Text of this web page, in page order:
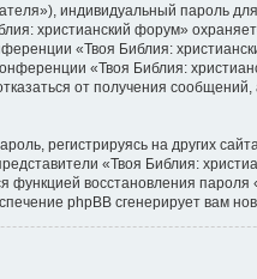
индивидуальный пароль
христианский форум»
«Твоя Библия:
«Твоя Библия:
от получения
регистрируясь на других
«Твоя Библия:
функцией восстановления
phpBB сгенерирует вам